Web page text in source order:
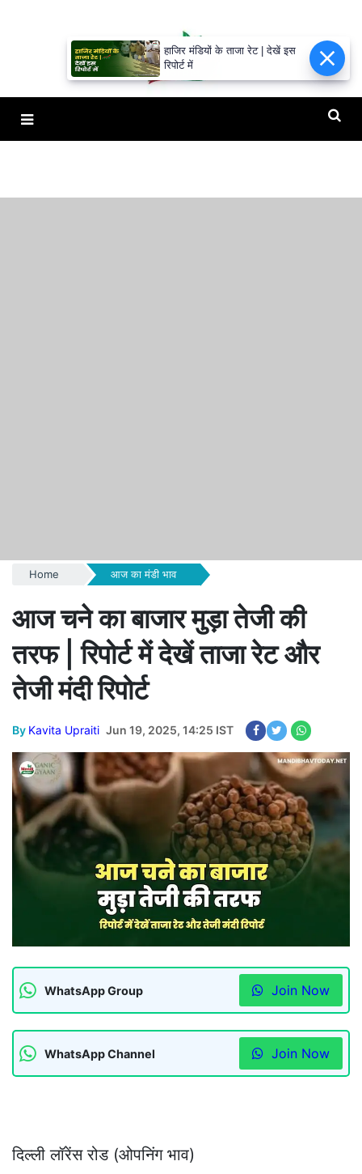
Home आज का मंडी भाव
आज चने का बाजार मुड़ा तेजी की
तरफ | रिपोर्ट में देखें ताजा रेट और
तेजी मंदी रिपोर्ट
By Kavita Upraiti Jun 19, 2025, 14:25 IST
WhatsApp Group Join Now
WhatsApp Channel Join Now
दिल्ली लॉरेंस रोड (ओपनिंग भाव)
हाजिर मंडियों के ताजा रेट | देखें इस
रिपोर्ट में